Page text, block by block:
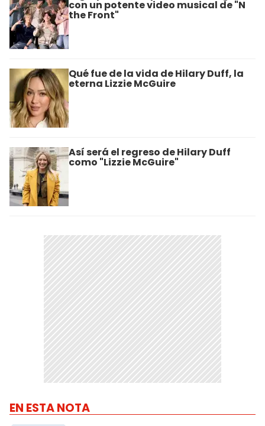
con un potente video musical de "N
the Front"
​Qué fue de la vida de Hilary Duff, la
eterna Lizzie McGuire
Así será el regreso de Hilary Duff
como "Lizzie McGuire"
EN ESTA NOTA